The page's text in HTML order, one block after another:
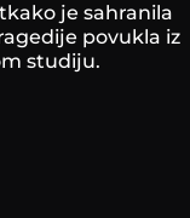
je sahranila
povukla iz
studiju.